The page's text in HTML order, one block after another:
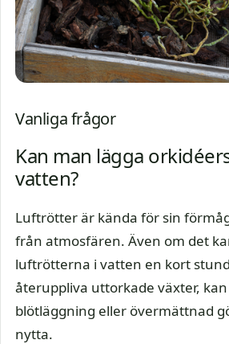
Vanliga frågor
Kan man lägga
vatten?
Luftrötter är kända för sin
från atmosfären. Även om det
luftrötterna i vatten en kort
återuppliva uttorkade växter,
blötläggning eller övermättnad
nytta.